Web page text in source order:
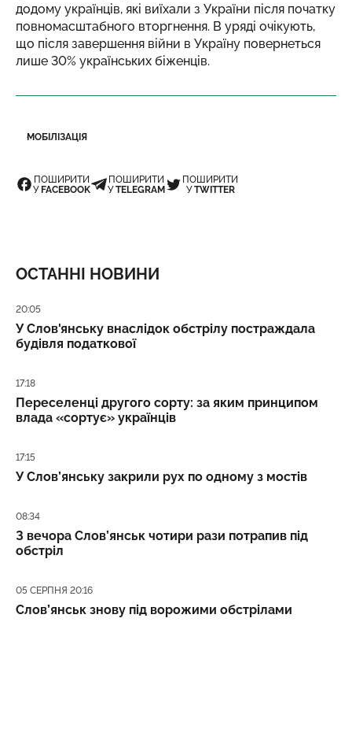
додому українців, які виїхали з України після початку
повномасштабного вторгнення. В уряді очікують,
що після завершення війни в Україну повернеться
лише 30% українських біженців.
МОБІЛІЗАЦІЯ
ПОШИРИТИ
У FACEBOOK
ПОШИРИТИ
УTELEGRAM
ПОШИРИТИ
УTWITTER
ОСТАННІ НОВИНИ
Дата публікації
20:05
У Слов'янську внаслідок обстрілу постраждала
будівля податкової
Дата публікації
17:18
Переселенці другого сорту: за яким принципом
влада «сортує» українців
Дата публікації
17:15
У Слов’янську закрили рух по одному з мостів
Дата публікації
08:34
З вечора Слов’янськ чотири рази потрапив під
обстріл
Дата публікації
05 СЕРПНЯ 20:16
Слов’янськ знову під ворожими обстрілами